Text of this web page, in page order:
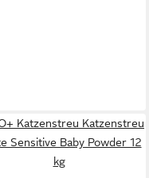
Katzenstreu Katzenstreu
Sensitive Baby Powder 12
kg